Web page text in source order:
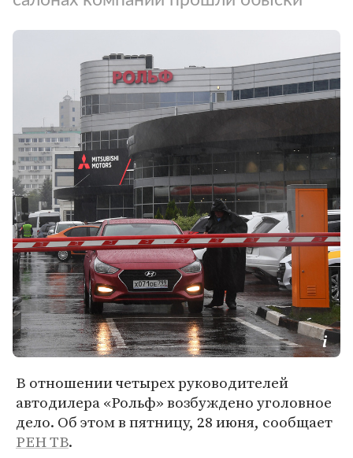
В отношении четырех руководителей
автодилера «Рольф» возбуждено уголовное
дело. Об этом в пятницу, 28 июня, сообщает
РЕН ТВ.